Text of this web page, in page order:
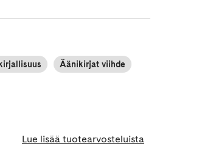
Äänikirjat viihde
Lue lisää tuotearvosteluista